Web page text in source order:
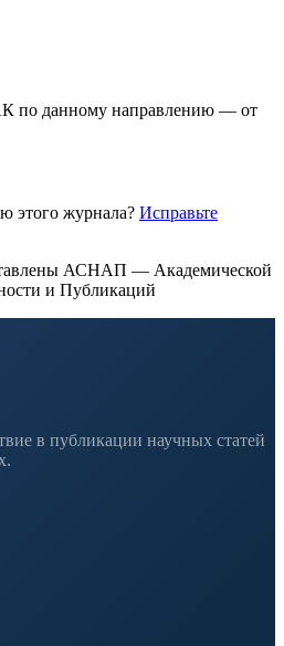
по данному направлению — от
этого журнала? Исправьте
АСНАП — Академической
и Публикаций
в публикации научных статей